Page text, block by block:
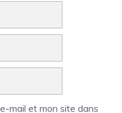
mail et mon site dans